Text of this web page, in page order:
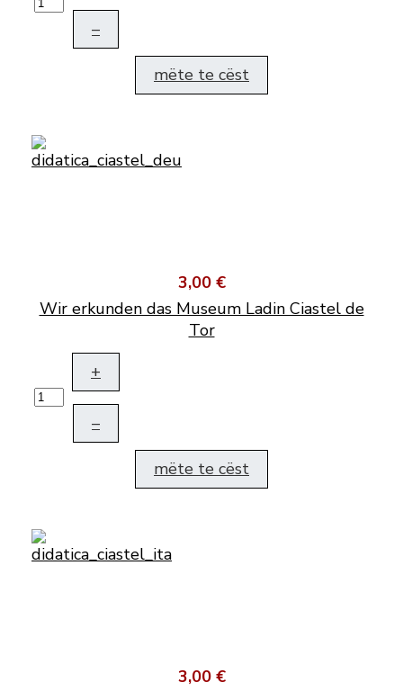
–
mëte te cëst
3,00 €
Wir erkunden das Museum Ladin Ciastel de
Tor
+
–
mëte te cëst
3,00 €